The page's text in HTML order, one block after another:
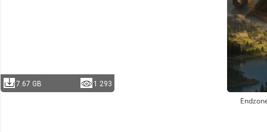
7.67 GB 1 293